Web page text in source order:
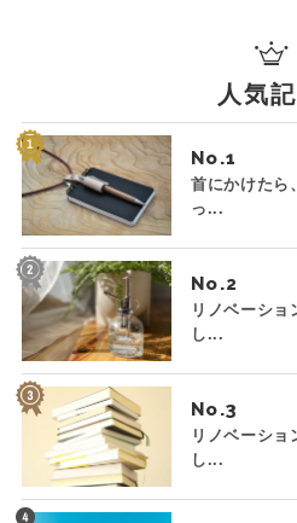
人気
No.
首にかけたら
っ...
No.
リノベーショ
し...
No.
リノベーショ
し...